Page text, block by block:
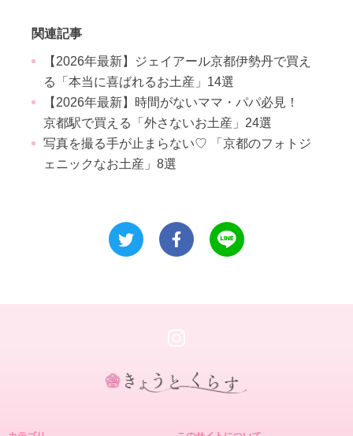
関連記事
【2026年最新】ジェイアール京都伊勢丹で買え
る「本当に喜ばれるお土産」14選
【2026年最新】時間がないママ・パパ必見！
京都駅で買える「外さないお土産」24選
写真を撮る手が止まらない♡ 「京都のフォトジ
ェニックなお土産」8選